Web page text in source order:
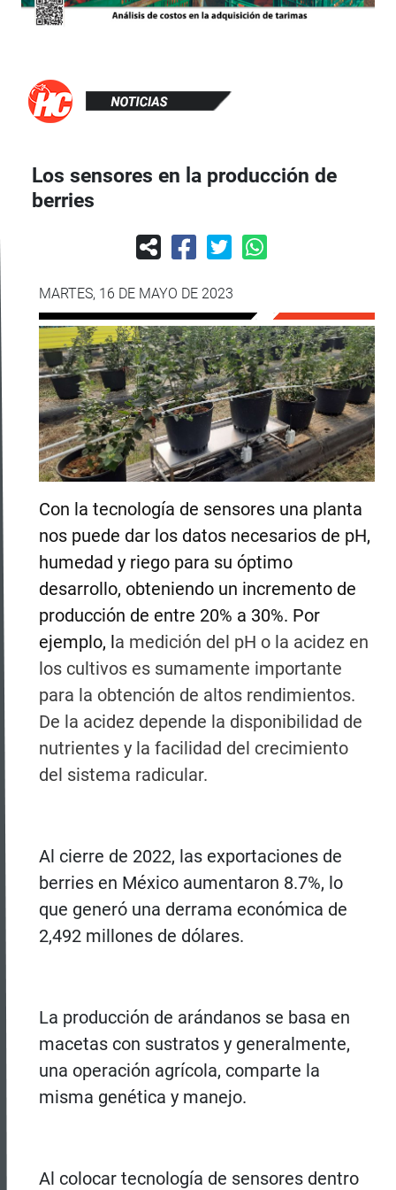
Los sensores en la producción de
berries
MARTES, 16 DE MAYO DE 2023
Con la tecnología de sensores una planta
nos puede dar los datos necesarios de pH,
humedad y riego para su óptimo
desarrollo, obteniendo un incremento de
producción de entre 20% a 30%. Por
ejemplo, la medición del pH o la acidez en
los cultivos es sumamente importante
para la obtención de altos rendimientos.
De la acidez depende la disponibilidad de
nutrientes y la facilidad del crecimiento
del sistema radicular.
Al cierre de 2022, las exportaciones de
berries en México aumentaron 8.7%, lo
que generó una derrama económica de
2,492 millones de dólares.
La producción de arándanos se basa en
macetas con sustratos y generalmente,
una operación agrícola, comparte la
misma genética y manejo.
Al colocar tecnología de sensores dentro